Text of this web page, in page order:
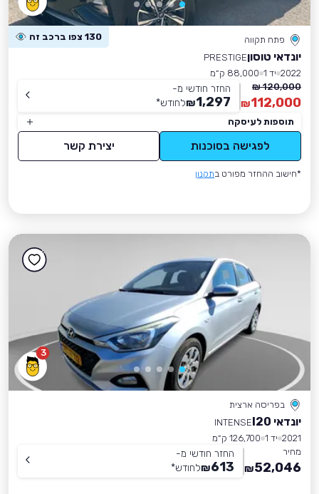
פתח תקווה 130 צפו ברכב זה
יונדאי טוסוןPRESTIGE
2022 יד 1
88,000 ק״מ
120,000 ₪
112,000
₪
החזר חודשי מ-
1,297
₪לחודש*
תוספות לעיסקה
לפגישה בסוכנות יצירת קשר
*חישוב ההחזר מפורט בתקנון
3
בפריסה ארצית
יונדאי I20
INTENSE
2021 יד 1
126,700 ק״מ
מחיר
52,046
₪
החזר חודשי מ-
613
₪לחודש*